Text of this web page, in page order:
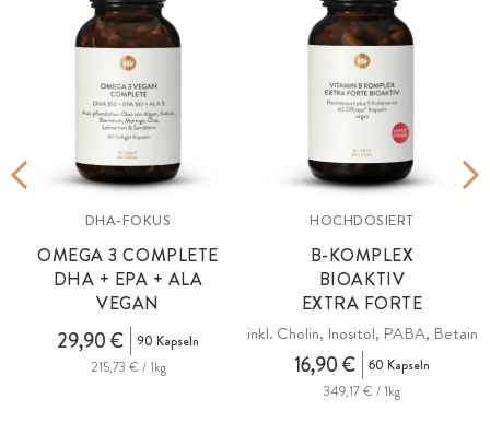
DHA-FOKUS
OMEGA 3 COMPLETE
DHA + EPA + ALA
VEGAN
29,90 €
90 Kapseln
215,73 € / 1kg
HOCHDOSIERT
B-KOMPLEX
BIOAKTIV
EXTRA FORTE
inkl. Cholin, Inositol, PABA, Betain
16,90 €
60 Kapseln
349,17 € / 1kg